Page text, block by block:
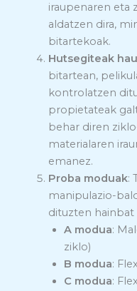
iraupenaren eta
aldatzen dira,
bitartekoak.
Hutsegiteak
bitartean,
kontrolatzen
propietateak
behar diren
materialaren
emanez.
Proba moduak:
manipulazio-
dituzten hainbat
A modua:
ziklo)
B modua:
C modua: